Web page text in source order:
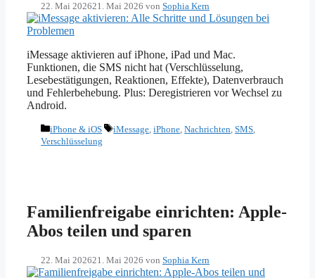
22. Mai 202621. Mai 2026 von Sophia Kern
iMessage aktivieren auf iPhone, iPad und Mac.
Funktionen, die SMS nicht hat (Verschlüsselung,
Lesebestätigungen, Reaktionen, Effekte), Datenverbrauch
und Fehlerbehebung. Plus: Deregistrieren vor Wechsel zu
Android.
Kategorien
iPhone & iOS Schlagwörter
iMessage,iPhone,Nachrichten,SMS,
Verschlüsselung
Familienfreigabe einrichten: Apple-
Abos teilen und sparen
22. Mai 202621. Mai 2026 von Sophia Kern